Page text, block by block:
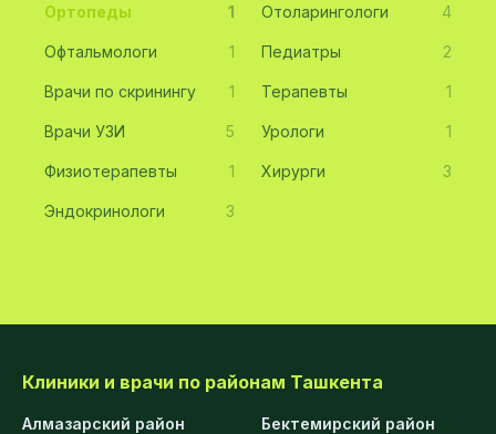
Ортопеды 1 Отоларингологи 4
Офтальмологи 1 Педиатры 2
Врачи по скринингу 1 Терапевты 1
Врачи УЗИ 5 Урологи 1
Физиотерапевты 1 Хирурги 3
Эндокринологи 3
Клиники и врачи по районам Ташкента
Алмазарский район
Бектемирский район